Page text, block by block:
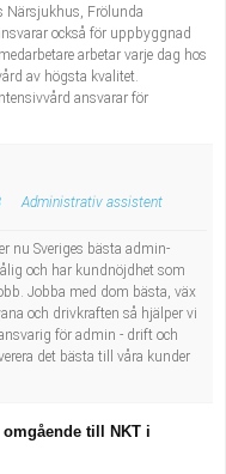
Närsjukhus, Frölunda
också för uppbyggnad
arbetar varje dag hos
av högsta kvalitet.
ansvarar för
Administrativ assistent
nu Sveriges bästa admin-
och har kundnöjdhet som
Jobba med dom bästa, väx
och drivkraften så hjälper vi
för admin - drift och
det bästa till våra kunder
till NKT i